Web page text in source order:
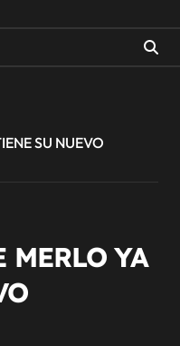
SU NUEVO
YA